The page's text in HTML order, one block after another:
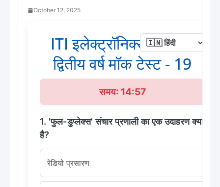
October 12, 2025
ITI इलेक्ट्रॉनिक्स मैकेनिक
द्वितीय वर्ष मॉक टेस्ट - 19
समय: 14:56
1. 'फुल-डुप्लेक्स' संचार प्रणाली का एक उदाहरण क्या
है?
रेडियो प्रसारण